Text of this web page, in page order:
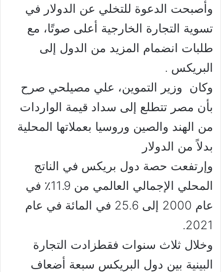
وأصبحت الدعوة للتخلي عن الدولار في
تسوية التجارة الخارجية أعلى صوتًا، مع
طلبات انضمام المزيد من الدول إلى
البريكس .
وكان وزير التموين، علي مصيلحي صرح
بأن مصر تتطلع إلى سداد قيمة الواردات
من الهند والصين وروسيا بعملاتها المحلية
بدلاً من الدولار
وإرتفعت حصة دول بريكس في الناتج
المحلي الإجمالي العالمي من 11.9٪ في
عام 2000 إلى 25.6 في المائة في عام
2021.
وخلال ثلاث سنوات فقطزادت التجارة
البينية بين دول البريكس سبعة أضعاف